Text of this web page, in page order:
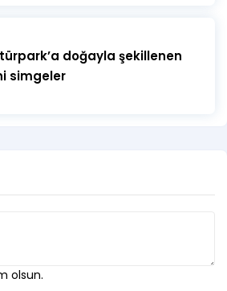
doğayla şekillenen
simgeler
olsun.